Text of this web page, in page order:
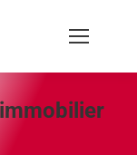
Recherche
:
immobilier